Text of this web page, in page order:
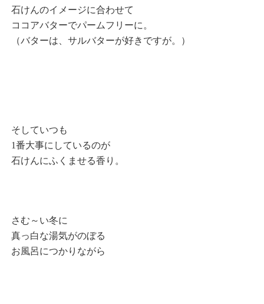
石けんのイメージに合わせて
ココアバターでパームフリーに。
（バターは、サルバターが好きですが。）
そしていつも
1番大事にしているのが
石けんにふくませる香り。
さむ～い冬に
真っ白な湯気がのぼる
お風呂につかりながら